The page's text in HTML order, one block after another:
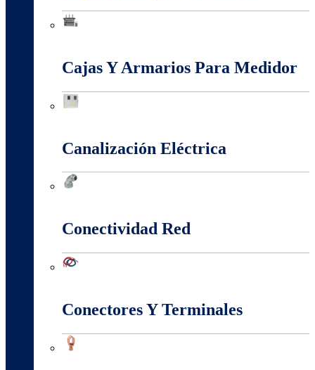
Cajas Y Armarios Para Medidor
Canalización Eléctrica
Conectividad Red
Conectores Y Terminales